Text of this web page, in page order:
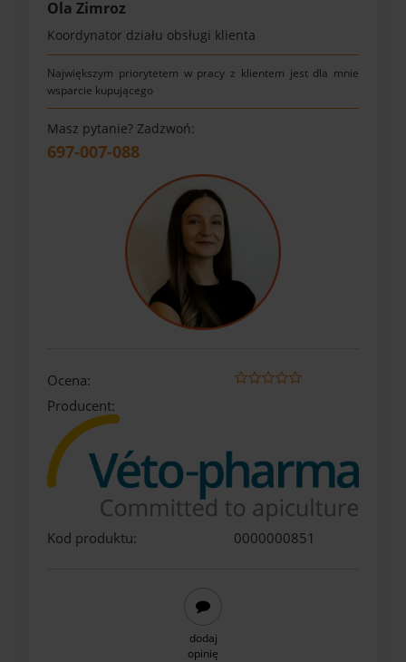
Ola Zimroz
Koordynator działu obsługi klienta
Największym priorytetem w pracy z klientem jest dla mnie
wsparcie kupującego
Masz pytanie? Zadzwoń:
697-007-088
Ocena:
Producent:
Kod produktu: 0000000851
dodaj
opinię